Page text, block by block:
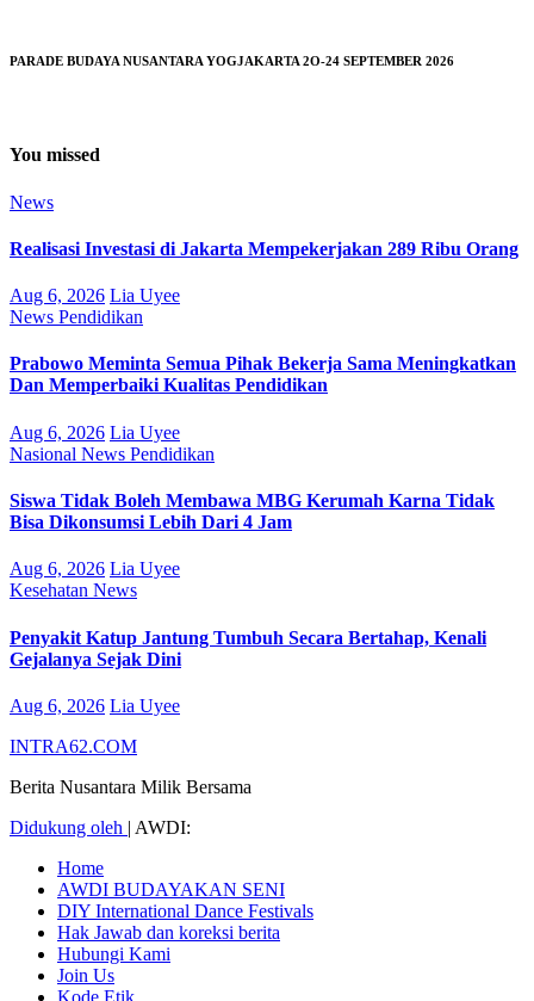
PARADE BUDAYA NUSANTARA YOGJAKARTA 2O-24 SEPTEMBER 2026
You missed
News
Realisasi Investasi di Jakarta Mempekerjakan 289 Ribu Orang
Aug 6, 2026 Lia Uyee
News Pendidikan
Prabowo Meminta Semua Pihak Bekerja Sama Meningkatkan
Dan Memperbaiki Kualitas Pendidikan
Aug 6, 2026 Lia Uyee
Nasional News Pendidikan
Siswa Tidak Boleh Membawa MBG Kerumah Karna Tidak
Bisa Dikonsumsi Lebih Dari 4 Jam
Aug 6, 2026 Lia Uyee
Kesehatan News
Penyakit Katup Jantung Tumbuh Secara Bertahap, Kenali
Gejalanya Sejak Dini
Aug 6, 2026 Lia Uyee
INTRA62.COM
Berita Nusantara Milik Bersama
Didukung oleh | AWDI:
Home
AWDI BUDAYAKAN SENI
DIY International Dance Festivals
Hak Jawab dan koreksi berita
Hubungi Kami
Join Us
Kode Etik